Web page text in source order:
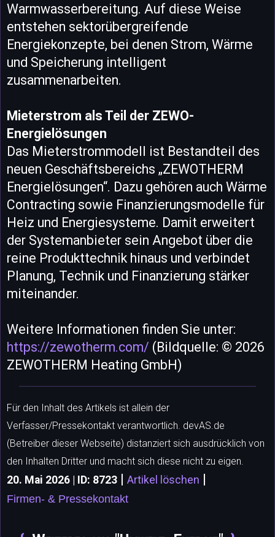
Warmwasserbereitung. Auf diese Weise
entstehen sektorübergreifende
Energiekonzepte, bei denen Strom, Wärme
und Speicherung intelligent
zusammenarbeiten.
Mieterstrom als Teil der ZEWO-
Energielösungen
Das Mieterstrommodell ist Bestandteil des
neuen Geschäftsbereichs „ZEWOTHERM
Energielösungen“. Dazu gehören auch Wärme
Contracting sowie Finanzierungsmodelle für
Heiz und Energiesysteme. Damit erweitert
der Systemanbieter sein Angebot über die
reine Produkttechnik hinaus und verbindet
Planung, Technik und Finanzierung stärker
miteinander.
Weitere Informationen finden Sie unter:
https://zewotherm.com/ (Bildquelle: © 2026
ZEWOTHERM Heating GmbH)
Für den Inhalt des Artikels ist allein der
Verfasser/Pressekontakt verantwortlich. devAS.de
(Betreiber dieser Webseite) distanziert sich ausdrücklich von
den Inhalten Dritter und macht sich diese nicht zu eigen.
20. Mai 2026 | ID: 8723 | Artikel löschen |
Firmen- & Pressekontakt